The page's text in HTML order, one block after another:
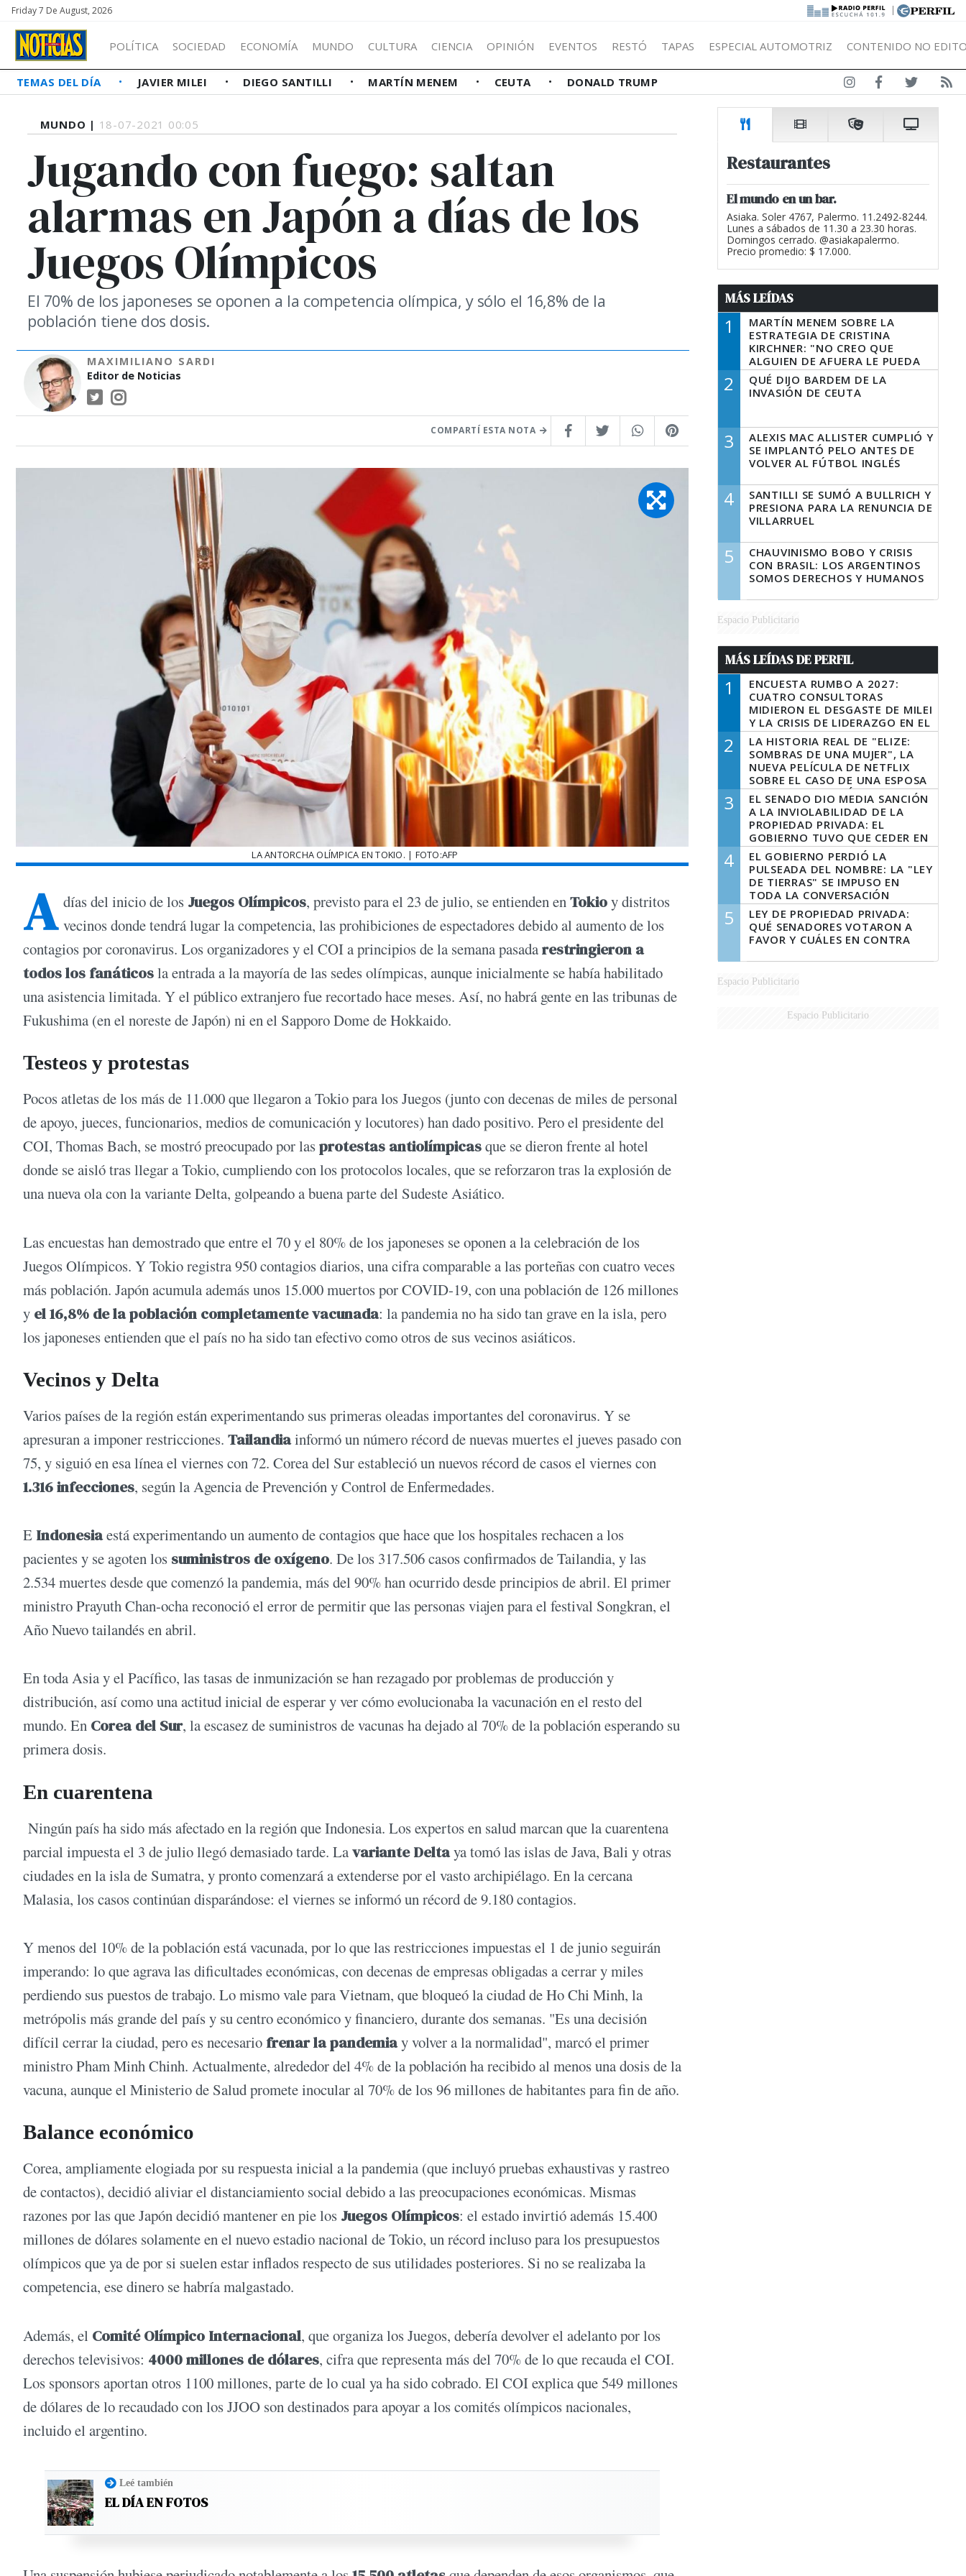
Friday 7 De August, 2026 |
POLÍTICA SOCIEDAD ECONOMÍA MUNDO CULTURA CIENCIA OPINIÓN EVENTOS RESTÓ TAPAS ESPECIAL AUTOMOTRIZ CONTENIDO NO
TEMAS DEL DÍA JAVIER MILEI DIEGO SANTILLI MARTÍN MENEM CEUTA DONALD TRUMP
MUNDO | 18-07-2021 00:05
Jugando con fuego: saltan
alarmas en Japón a días de los
Juegos Olímpicos
El 70% de los japoneses se oponen a la competencia olímpica, y sólo el 16,8% de la
población tiene dos dosis.
MAXIMILIANO SARDI
Editor de Noticias
COMPARTÍ ESTA NOTA
LA ANTORCHA OLÍMPICA EN TOKIO. | FOTO:AFP
A días del inicio de los Juegos Olímpicos, previsto para el 23 de julio, se entienden enTokioy distritos
vecinos donde tendrá lugar la competencia, las prohibiciones de espectadores debido al aumento de los
contagios por coronavirus. Los organizadores y el COI a principios de la semana pasadarestringieron a
todos los fanáticosla entrada a la mayoría de las sedes olímpicas, aunque inicialmente se había habilitado
una asistencia limitada. Y el público extranjero fue recortado hace meses. Así, no habrá gente en las tribunas de
Fukushima (en el noreste de Japón) ni en el Sapporo Dome de Hokkaido.
Testeos y protestas
Pocos atletas de los más de 11.000 que llegaron a Tokio para los Juegos (junto con decenas de miles de personal
de apoyo, jueces, funcionarios, medios de comunicación y locutores) han dado positivo. Pero el presidente del
COI, Thomas Bach, se mostró preocupado por lasprotestas antiolímpicasque se dieron frente al hotel
donde se aisló tras llegar a Tokio, cumpliendo con los protocolos locales, que se reforzaron tras la explosión de
una nueva ola con la variante Delta, golpeando a buena parte del Sudeste Asiático.
Las encuestas han demostrado que entre el 70 y el 80% de los japoneses se oponen a la celebración de los
Juegos Olímpicos. Y Tokio registra 950 contagios diarios, una cifra comparable a las porteñas con cuatro veces
más población. Japón acumula además unos 15.000 muertos por COVID-19, con una población de 126 millones
y el 16,8% de la población completamente vacunada: la pandemia no ha sido tan grave en la isla, pero
los japoneses entienden que el país no ha sido tan efectivo como otros de sus vecinos asiáticos.
Vecinos y Delta
Varios países de la región están experimentando sus primeras oleadas importantes del coronavirus. Y se
apresuran a imponer restricciones. Tailandiainformó un número récord de nuevas muertes el jueves pasado con
75, y siguió en esa línea el viernes con 72. Corea del Sur estableció un nuevos récord de casos el viernes con
1.316 infecciones, según la Agencia de Prevención y Control de Enfermedades.
E Indonesiaestá experimentando un aumento de contagios que hace que los hospitales rechacen a los
pacientes y se agoten los suministros de oxígeno. De los 317.506 casos confirmados de Tailandia, y las
2.534 muertes desde que comenzó la pandemia, más del 90% han ocurrido desde principios de abril. El primer
ministro Prayuth Chan-ocha reconoció el error de permitir que las personas viajen para el festival Songkran, el
Año Nuevo tailandés en abril.
En toda Asia y el Pacífico, las tasas de inmunización se han rezagado por problemas de producción y
distribución, así como una actitud inicial de esperar y ver cómo evolucionaba la vacunación en el resto del
mundo. En Corea del Sur, la escasez de suministros de vacunas ha dejado al 70% de la población esperando su
primera dosis.
En cuarentena
Ningún país ha sido más afectado en la región que Indonesia. Los expertos en salud marcan que la cuarentena
parcial impuesta el 3 de julio llegó demasiado tarde. Lavariante Deltaya tomó las islas de Java, Bali y otras
ciudades en la isla de Sumatra, y pronto comenzará a extenderse por el vasto archipiélago. En la cercana
Malasia, los casos continúan disparándose: el viernes se informó un récord de 9.180 contagios.
Y menos del 10% de la población está vacunada, por lo que las restricciones impuestas el 1 de junio seguirán
imperando: lo que agrava las dificultades económicas, con decenas de empresas obligadas a cerrar y miles
perdiendo sus puestos de trabajo. Lo mismo vale para Vietnam, que bloqueó la ciudad de Ho Chi Minh, la
metrópolis más grande del país y su centro económico y financiero, durante dos semanas. "Es una decisión
difícil cerrar la ciudad, pero es necesario frenar la pandemiay volver a la normalidad", marcó el primer
ministro Pham Minh Chinh. Actualmente, alrededor del 4% de la población ha recibido al menos una dosis de la
vacuna, aunque el Ministerio de Salud promete inocular al 70% de los 96 millones de habitantes para fin de año.
Balance económico
Corea, ampliamente elogiada por su respuesta inicial a la pandemia (que incluyó pruebas exhaustivas y rastreo
de contactos), decidió aliviar el distanciamiento social debido a las preocupaciones económicas. Mismas
razones por las que Japón decidió mantener en pie los Juegos Olímpicos: el estado invirtió además 15.400
millones de dólares solamente en el nuevo estadio nacional de Tokio, un récord incluso para los presupuestos
olímpicos que ya de por si suelen estar inflados respecto de sus utilidades posteriores. Si no se realizaba la
competencia, ese dinero se habría malgastado.
Además, el Comité Olímpico Internacional, que organiza los Juegos, debería devolver el adelanto por los
derechos televisivos: 4000 millones de dólares, cifra que representa más del 70% de lo que recauda el COI.
Los sponsors aportan otros 1100 millones, parte de lo cual ya ha sido cobrado. El COI explica que 549 millones
de dólares de lo recaudado con los JJOO son destinados para apoyar a los comités olímpicos nacionales,
incluido el argentino.
Leé también
EL DÍA EN FOTOS
Restaurantes
El mundo en un bar.
Asiaka. Soler 4767, Palermo. 11.2492-8244.
Lunes a sábados de 11.30 a 23.30 horas.
Domingos cerrado. @asiakapalermo.
Precio promedio: $ 17.000.
MÁS LEÍDAS
1
MARTÍN MENEM SOBRE LA
ESTRATEGIA DE CRISTINA
KIRCHNER: "NO CREO QUE
ALGUIEN DE AFUERA LE PUEDA
DECIR A LA JUSTICIA LO QUE
TIENE QUE HACER"
2
QUÉ DIJO BARDEM DE LA
INVASIÓN DE CEUTA
3
ALEXIS MAC ALLISTER CUMPLIÓ Y
SE IMPLANTÓ PELO ANTES DE
VOLVER AL FÚTBOL INGLÉS
4
SANTILLI SE SUMÓ A BULLRICH Y
PRESIONA PARA LA RENUNCIA DE
VILLARRUEL
5
CHAUVINISMO BOBO Y CRISIS
CON BRASIL: LOS ARGENTINOS
SOMOS DERECHOS Y HUMANOS
Espacio Publicitario
MÁS LEÍDAS DE PERFIL
1
ENCUESTA RUMBO A 2027:
CUATRO CONSULTORAS
MIDIERON EL DESGASTE DE MILEI
Y LA CRISIS DE LIDERAZGO EN EL
PERONISMO
2
LA HISTORIA REAL DE "ELIZE:
SOMBRAS DE UNA MUJER", LA
NUEVA PELÍCULA DE NETFLIX
SOBRE EL CASO DE UNA ESPOSA
QUE DESCUARTIZÓ A SU
MARIDO
3
EL SENADO DIO MEDIA SANCIÓN
A LA INVIOLABILIDAD DE LA
PROPIEDAD PRIVADA: EL
GOBIERNO TUVO QUE CEDER EN
LA LEY DEL MANEJO DEL FUEGO
4
EL GOBIERNO PERDIÓ LA
PULSEADA DEL NOMBRE: LA "LEY
DE TIERRAS" SE IMPUSO EN
TODA LA CONVERSACIÓN
DIGITAL
5
LEY DE PROPIEDAD PRIVADA:
QUÉ SENADORES VOTARON A
FAVOR Y CUÁLES EN CONTRA
Espacio Publicitario
Espacio Publicitario